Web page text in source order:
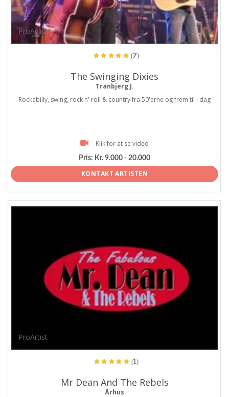
ProArtist
(7)
The Swinging Dixies
Tranbjerg J.
Rockabilly, swing, rock n' roll & country fra 50'erne og frem til i dag
Klik for at se video
Pris: Kr. 9.000 - 20.000
KONTAKT ARTISTEN
ProArtist
(1)
Mr Dean And The Rebels
Århus